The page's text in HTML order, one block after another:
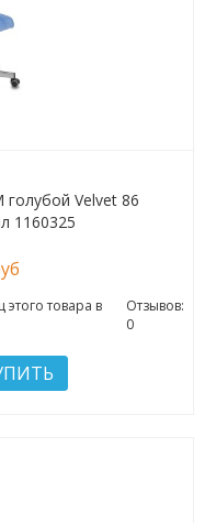
Velvet 86
1160325
товара в
Отзывов:
0